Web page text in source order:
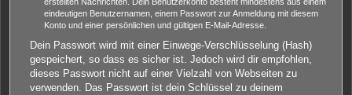
eindeutigen Benutzernamen, einem Passwort zur Anmeldung mit diesem
Konto und einer persönlichen und gültigen E-Mail-Adresse.
Dein Passwort wird mit einer Einwege-Verschlüsselung (Hash)
gespeichert, so dass es sicher ist. Jedoch wird dir empfohlen,
dieses Passwort nicht auf einer Vielzahl von Webseiten zu
verwenden. Das Passwort ist dein Schlüssel zu deinem